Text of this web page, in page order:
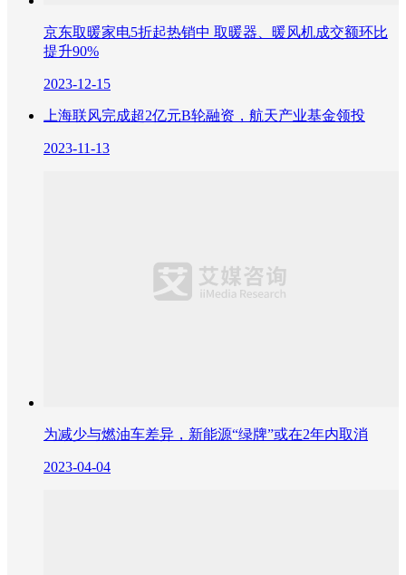
京东取暖家电5折起热销中 取暖器、暖风机成交额环比
提升90%
2023-12-15
上海联风完成超2亿元B轮融资，航天产业基金领投
2023-11-13
为减少与燃油车差异，新能源“绿牌”或在2年内取消
2023-04-04